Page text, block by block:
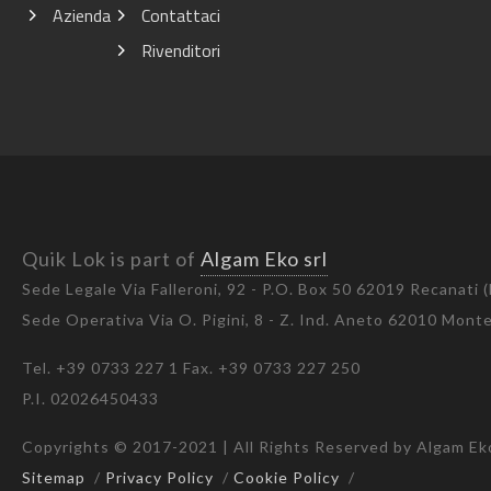
Azienda
Contattaci
Rivenditori
Quik Lok is part of Algam Eko srl
Sede Legale Via Falleroni, 92 - P.O. Box 50 62019 Recanati
Sede Operativa Via O. Pigini, 8 - Z. Ind. Aneto 62010
Tel. +39 0733 227 1 Fax. +39 0733 227 250
P.I. 02026450433
Copyrights © 2017-2021 | All Rights Reserved by Algam
Sitemap
/ Privacy Policy / Cookie Policy /